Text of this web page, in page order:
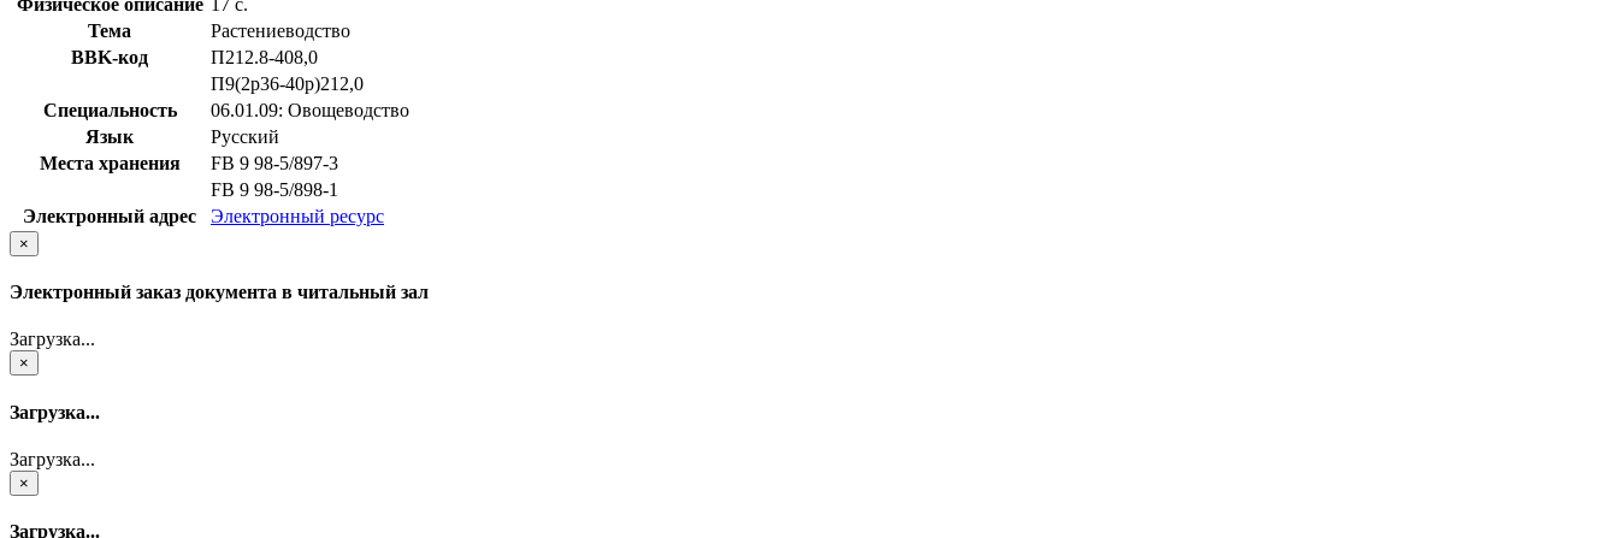
Тема
Растениеводство
BBK-код
П212.8-408,0
П9(2р36-40р)212,0
Специальность
06.01.09: Овощеводство
Язык
Русский
Места хранения
FB 9 98-5/897-3
FB 9 98-5/898-1
Электронный адрес
Электронный ресурс
×
Электронный заказ документа в читальный зал
Загрузка...
×
Загрузка...
Загрузка...
×
Загрузка...